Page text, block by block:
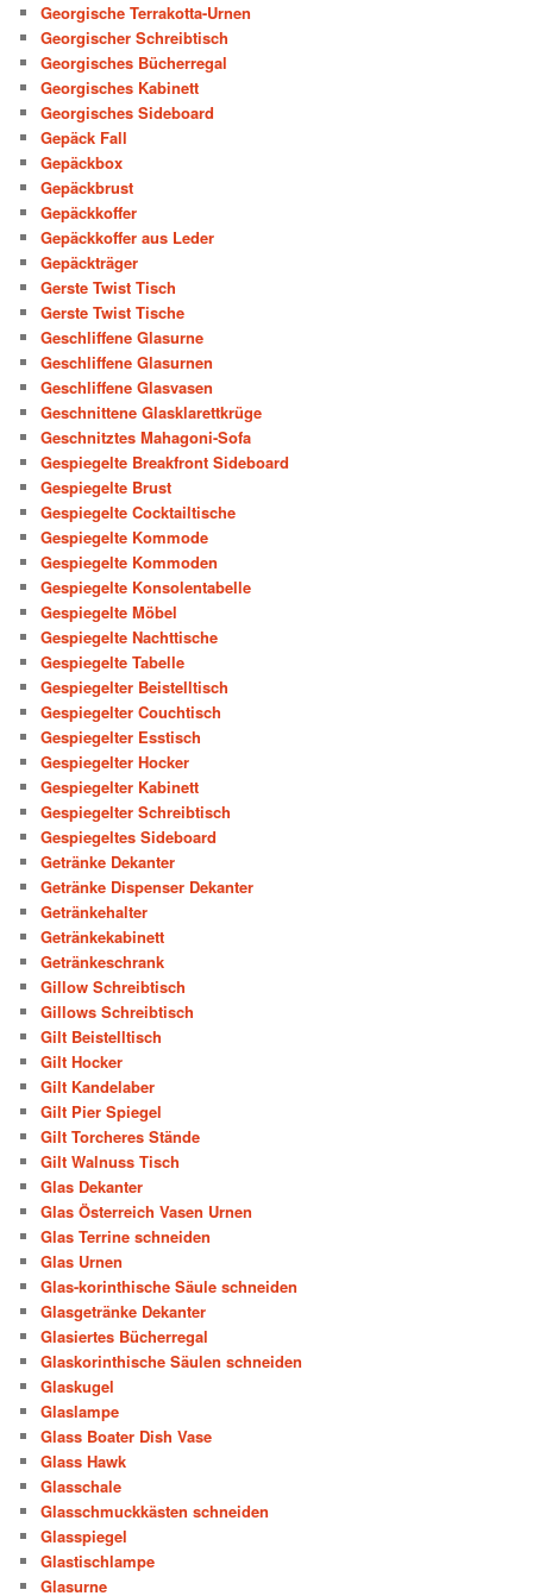
Georgische Terrakotta-Urnen
Georgischer Schreibtisch
Georgisches Bücherregal
Georgisches Kabinett
Georgisches Sideboard
Gepäck Fall
Gepäckbox
Gepäckbrust
Gepäckkoffer
Gepäckkoffer aus Leder
Gepäckträger
Gerste Twist Tisch
Gerste Twist Tische
Geschliffene Glasurne
Geschliffene Glasurnen
Geschliffene Glasvasen
Geschnittene Glasklarettkrüge
Geschnitztes Mahagoni-Sofa
Gespiegelte Breakfront Sideboard
Gespiegelte Brust
Gespiegelte Cocktailtische
Gespiegelte Kommode
Gespiegelte Kommoden
Gespiegelte Konsolentabelle
Gespiegelte Möbel
Gespiegelte Nachttische
Gespiegelte Tabelle
Gespiegelter Beistelltisch
Gespiegelter Couchtisch
Gespiegelter Esstisch
Gespiegelter Hocker
Gespiegelter Kabinett
Gespiegelter Schreibtisch
Gespiegeltes Sideboard
Getränke Dekanter
Getränke Dispenser Dekanter
Getränkehalter
Getränkekabinett
Getränkeschrank
Gillow Schreibtisch
Gillows Schreibtisch
Gilt Beistelltisch
Gilt Hocker
Gilt Kandelaber
Gilt Pier Spiegel
Gilt Torcheres Stände
Gilt Walnuss Tisch
Glas Dekanter
Glas Österreich Vasen Urnen
Glas Terrine schneiden
Glas Urnen
Glas-korinthische Säule schneiden
Glasgetränke Dekanter
Glasiertes Bücherregal
Glaskorinthische Säulen schneiden
Glaskugel
Glaslampe
Glass Boater Dish Vase
Glass Hawk
Glasschale
Glasschmuckkästen schneiden
Glasspiegel
Glastischlampe
Glasurne